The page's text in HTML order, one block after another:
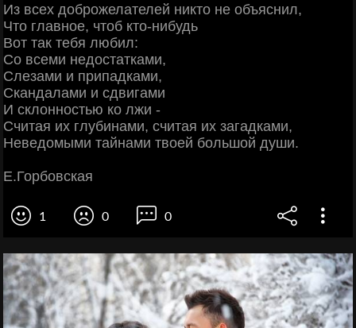
Из всех доброжелателей никто не объяснил,
Что главное, чтоб кто-нибудь
Вот так тебя любил:
Со всеми недостатками,
Слезами и припадками,
Скандалами и сдвигами
И склонностью ко лжи -
Считая их глубинами, считая их загадками,
Неведомыми тайнами твоей большой души.
Е.Горбовская
1 0 0